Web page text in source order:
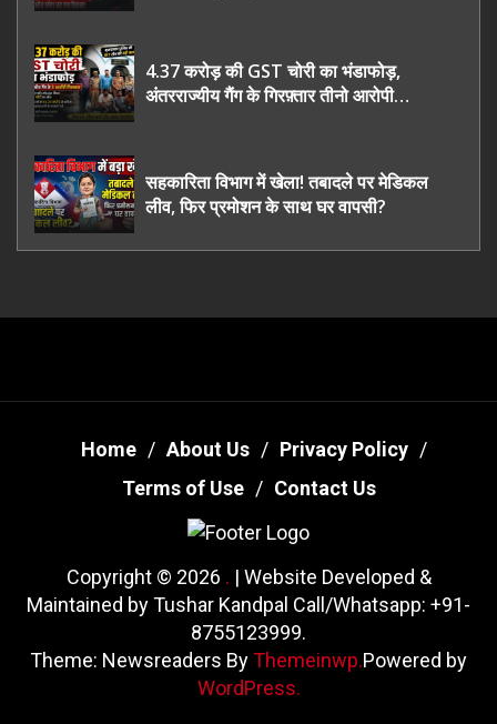
4.37 करोड़ की GST चोरी का भंडाफोड़,
अंतरराज्यीय गैंग के गिरफ़्तार तीनो आरोपी
सहकारिता विभाग में खेला! तबादले पर मेडिकल
लीव, फिर प्रमोशन के साथ घर वापसी?
Home About Us
Privacy Policy
Terms of Use
Contact Us
Copyright © 2026 . | Website Developed &
Maintained by Tushar Kandpal Call/Whatsapp: +91-
8755123999.
Theme: Newsreaders By Themeinwp.Powered by
WordPress.